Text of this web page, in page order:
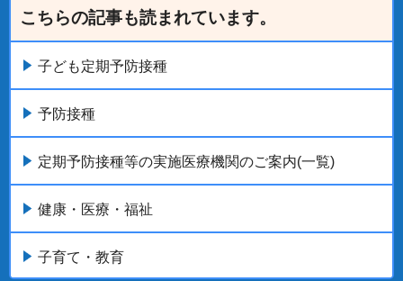
こちらの記事も読まれています。
子ども定期予防接種
予防接種
定期予防接種等の実施医療機関のご案内(一覧)
健康・医療・福祉
子育て・教育